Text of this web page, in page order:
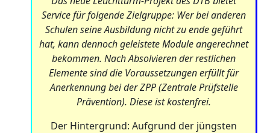
Service für folgende Zielgruppe: Wer bei anderen
Schulen seine Ausbildung nicht zu ende geführt
hat, kann dennoch geleistete Module angerechnet
bekommen. Nach Absolvieren der restlichen
Elemente sind die Voraussetzungen erfüllt für
Anerkennung bei der ZPP (Zentrale Prüfstelle
Prävention). Diese ist kostenfrei.
Der Hintergrund: Aufgrund der jüngsten